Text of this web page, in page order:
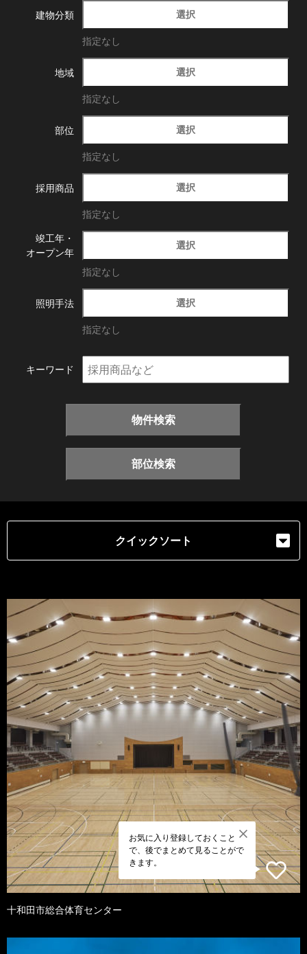
建物分類 選択
指定なし
地域 選択
指定なし
部位 選択
指定なし
採用商品 選択
指定なし
竣工年・
オープン年
選択
指定なし
照明手法 選択
指定なし
キーワード
物件検索
部位検索
クイックソート
お気に入り登録しておくこと
で、後でまとめて見ることがで
きます。
十和田市総合体育センター